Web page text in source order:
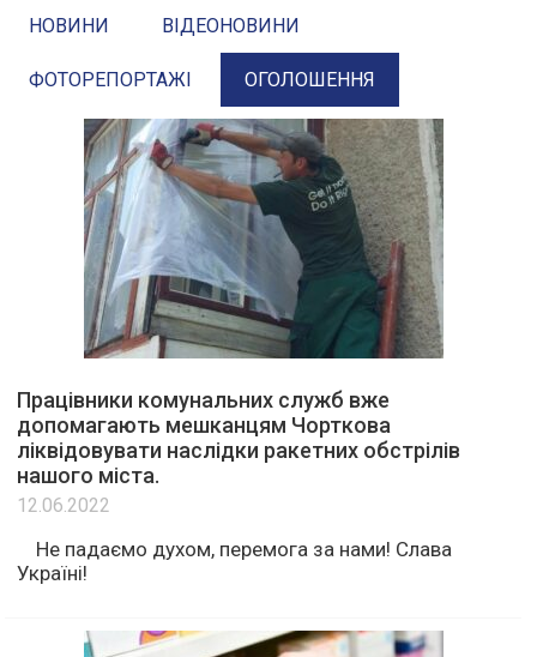
НОВИНИ ВІДЕОНОВИНИ
ФОТОРЕПОРТАЖІ ОГОЛОШЕННЯ
Працівники комунальних служб вже
допомагають мешканцям Чорткова
ліквідовувати наслідки ракетних обстрілів
нашого міста.
12.06.2022
Не падаємо духом, перемога за нами! Слава
Україні!